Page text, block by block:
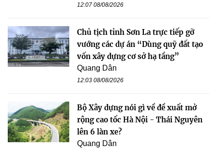
12:07 08/08/2026
Chủ tịch tỉnh Sơn La trực tiếp gỡ
vướng các dự án “Dùng quỹ đất tạo
vốn xây dựng cơ sở hạ tầng”
Quang Dân
12:03 08/08/2026
Bộ Xây dựng nói gì về đề xuất mở
rộng cao tốc Hà Nội - Thái Nguyên
lên 6 làn xe?
Quang Dân